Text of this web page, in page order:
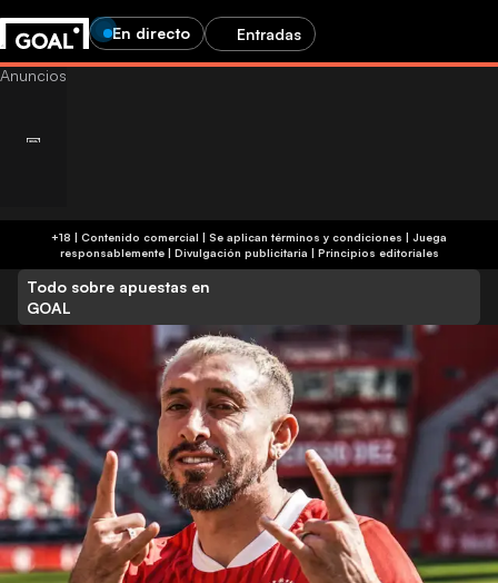
En directo Entradas
+18 | Contenido comercial | Se aplican términos y condiciones | Juega
responsablemente| Divulgación publicitaria | Principios editoriales
Todo sobre apuestas en
GOAL